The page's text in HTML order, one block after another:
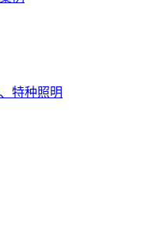
特种照明